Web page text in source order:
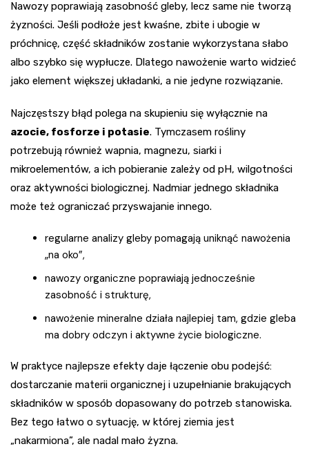
Nawozy poprawiają zasobność gleby, lecz same nie tworzą
żyzności. Jeśli podłoże jest kwaśne, zbite i ubogie w
próchnicę, część składników zostanie wykorzystana słabo
albo szybko się wypłucze. Dlatego nawożenie warto widzieć
jako element większej układanki, a nie jedyne rozwiązanie.
Najczęstszy błąd polega na skupieniu się wyłącznie na
azocie, fosforze i potasie. Tymczasem rośliny
potrzebują również wapnia, magnezu, siarki i
mikroelementów, a ich pobieranie zależy od pH, wilgotności
oraz aktywności biologicznej. Nadmiar jednego składnika
może też ograniczać przyswajanie innego.
regularne analizy gleby pomagają uniknąć nawożenia
„na oko”,
nawozy organiczne poprawiają jednocześnie
zasobność i strukturę,
nawożenie mineralne działa najlepiej tam, gdzie gleba
ma dobry odczyn i aktywne życie biologiczne.
W praktyce najlepsze efekty daje łączenie obu podejść:
dostarczanie materii organicznej i uzupełnianie brakujących
składników w sposób dopasowany do potrzeb stanowiska.
Bez tego łatwo o sytuację, w której ziemia jest
„nakarmiona”, ale nadal mało żyzna.